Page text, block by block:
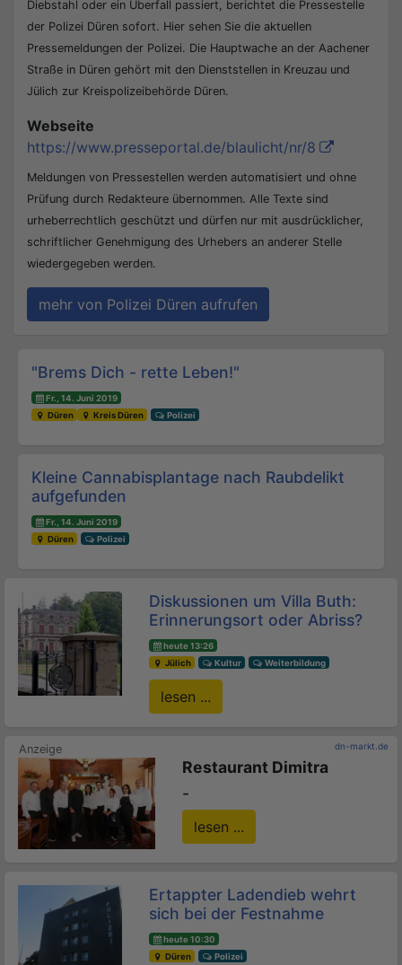
Diebstahl oder ein Überfall passiert, berichtet die Pressestelle
der Polizei Düren sofort. Hier sehen Sie die aktuellen
Pressemeldungen der Polizei. Die Hauptwache an der Aachener
Straße in Düren gehört mit den Dienststellen in Kreuzau und
Jülich zur Kreispolizeibehörde Düren.
Webseite
https://www.presseportal.de/blaulicht/nr/8
Meldungen von Pressestellen werden automatisiert und ohne
Prüfung durch Redakteure übernommen. Alle Texte sind
urheberrechtlich geschützt und dürfen nur mit ausdrücklicher,
schriftlicher Genehmigung des Urhebers an anderer Stelle
wiedergegeben werden.
mehr von Polizei Düren aufrufen
Beitrags-Navigation
"Brems Dich - rette Leben!"
Fr., 14. Juni 2019
Düren
Kreis Düren Polizei
Kleine Cannabisplantage nach Raubdelikt
aufgefunden
Fr., 14. Juni 2019
Düren
Polizei
Diskussionen um Villa Buth:
Erinnerungsort oder Abriss?
heute 13:26
Jülich
Kultur Weiterbildung
lesen ...
dn-markt.de
Restaurant Dimitra
-
lesen ...
Ertappter Ladendieb wehrt
sich bei der Festnahme
heute 10:30
Düren
Polizei